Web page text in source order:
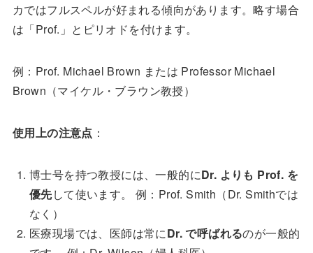
カではフルスペルが好まれる傾向があります。略す場合
は「Prof.」とピリオドを付けます。
例：Prof. Michael Brown または Professor Michael
Brown（マイケル・ブラウン教授）
使用上の注意点 ：
博士号を持つ教授には、一般的にDr. よりも Prof. を
優先して使います。 例：Prof. Smith（Dr. Smithでは
なく）
医療現場では、医師は常にDr. で呼ばれるのが一般的